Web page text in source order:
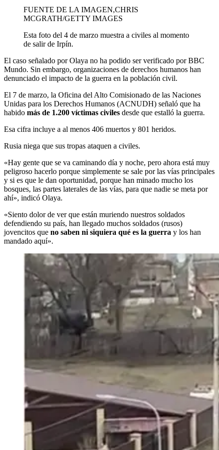
FUENTE DE LA IMAGEN,CHRIS
MCGRATH/GETTY IMAGES
Esta foto del 4 de marzo muestra a civiles al momento
de salir de Irpín.
El caso señalado por Olaya no ha podido ser verificado por BBC
Mundo. Sin embargo, organizaciones de derechos humanos han
denunciado el impacto de la guerra en la población civil.
El 7 de marzo, la Oficina del Alto Comisionado de las Naciones
Unidas para los Derechos Humanos (ACNUDH) señaló que ha
habido más de 1.200 víctimas civiles desde que estalló la guerra.
Esa cifra incluye a al menos 406 muertos y 801 heridos.
Rusia niega que sus tropas ataquen a civiles.
«Hay gente que se va caminando día y noche, pero ahora está muy
peligroso hacerlo porque simplemente se sale por las vías principales
y si es que le dan oportunidad, porque han minado mucho los
bosques, las partes laterales de las vías, para que nadie se meta por
ahí», indicó Olaya.
«Siento dolor de ver que están muriendo nuestros soldados
defendiendo su país, han llegado muchos soldados (rusos)
jovencitos que no saben ni siquiera qué es la guerra y los han
mandado aquí».